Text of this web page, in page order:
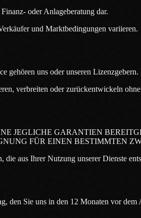
oder Anlageberatung dar.
und Marktbedingungen variieren.
gehören uns oder unseren
verbreiten oder zurückentwickeln
JEGLICHE GARANTIEN
FÜR EINEN BESTIMMTEN
aus Ihrer Nutzung unserer Dienste
den Sie uns in den 12 Monaten vor dem